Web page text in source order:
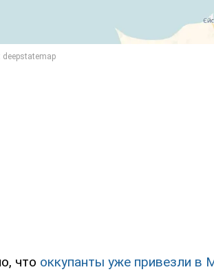
что оккупанты уже привезли в